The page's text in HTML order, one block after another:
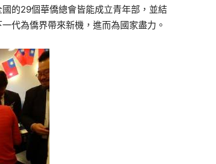
的29個華僑總會皆能成立青年部，並結
代為僑界帶來新機，進而為國家盡力。